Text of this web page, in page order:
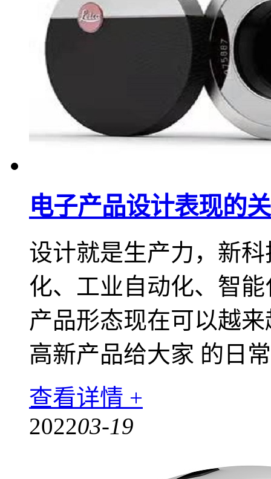
电子产品设计表现的
设计就是生产力，新
化、工业自动化、智
产品形态现在可以越
高新产品给大家 的日
查看详情 +
202203-19